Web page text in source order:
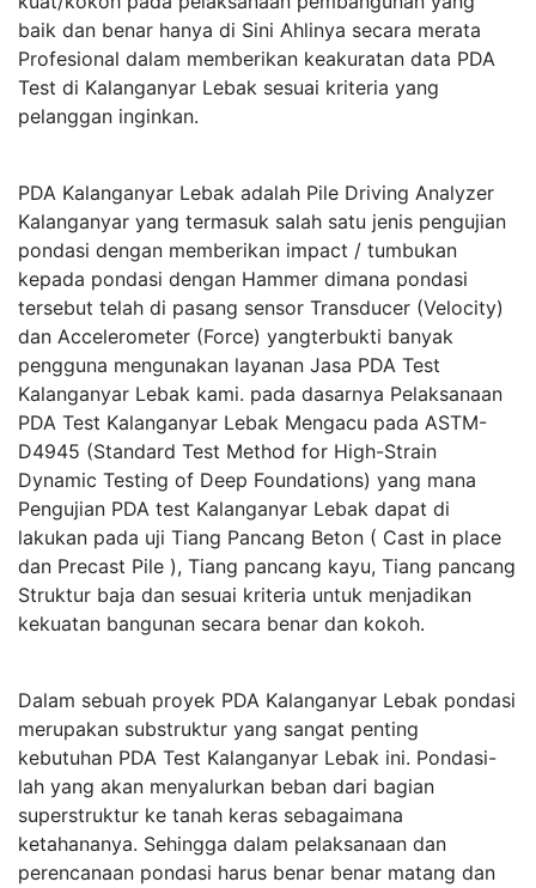
baik dan benar hanya di Sini Ahlinya secara merata
Profesional dalam memberikan keakuratan data PDA
Test di Kalanganyar Lebak sesuai kriteria yang
pelanggan inginkan.
PDA Kalanganyar Lebak adalah Pile Driving Analyzer
Kalanganyar yang termasuk salah satu jenis pengujian
pondasi dengan memberikan impact / tumbukan
kepada pondasi dengan Hammer dimana pondasi
tersebut telah di pasang sensor Transducer (Velocity)
dan Accelerometer (Force) yangterbukti banyak
pengguna mengunakan layanan Jasa PDA Test
Kalanganyar Lebak kami. pada dasarnya Pelaksanaan
PDA Test Kalanganyar Lebak Mengacu pada ASTM-
D4945 (Standard Test Method for High-Strain
Dynamic Testing of Deep Foundations) yang mana
Pengujian PDA test Kalanganyar Lebak dapat di
lakukan pada uji Tiang Pancang Beton ( Cast in place
dan Precast Pile ), Tiang pancang kayu, Tiang pancang
Struktur baja dan sesuai kriteria untuk menjadikan
kekuatan bangunan secara benar dan kokoh.
Dalam sebuah proyek PDA Kalanganyar Lebak pondasi
merupakan substruktur yang sangat penting
kebutuhan PDA Test Kalanganyar Lebak ini. Pondasi-
lah yang akan menyalurkan beban dari bagian
superstruktur ke tanah keras sebagaimana
ketahananya. Sehingga dalam pelaksanaan dan
perencanaan pondasi harus benar benar matang dan